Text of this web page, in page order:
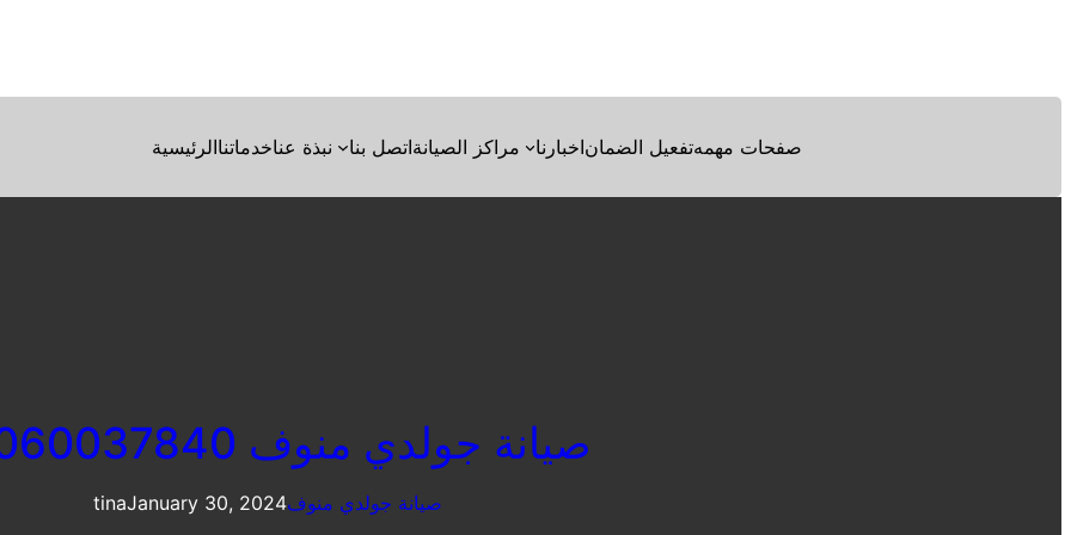
الرئيسيةخدماتنانبذة عنا اتصل بنامراكز الصيانة اخبارناتفعيل الضمانصفحات مهمه
صيانة جولدي منوف 01060037840
tinaJanuary 30, 2024صيانة جولدي منوف